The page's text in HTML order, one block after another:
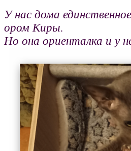
У нас дома
ором Киры.
Но она ориенталка и у